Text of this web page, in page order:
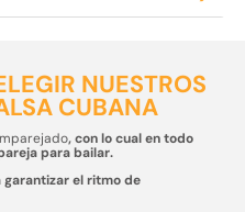
NUESTROS
CUBANA
, con lo cual en todo
para bailar.
el ritmo de